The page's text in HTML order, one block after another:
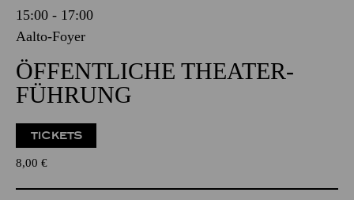
15:00 - 17:00
Aalto-Foyer
ÖFFENTLICHE THEATER­
FÜHRUNG
TICKETS
8,00 €